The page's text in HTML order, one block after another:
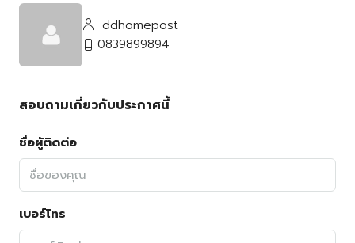
ddhomepost
0839899894
สอบถามเกี่ยวกับประกาศนี้
ชื่อผู้ติดต่อ
เบอร์โทร